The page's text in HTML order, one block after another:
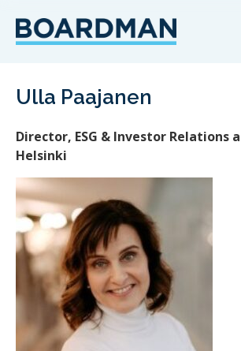
Ulla Paajanen
Director, ESG & Investor Relations
Helsinki